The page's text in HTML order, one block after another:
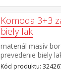
Komoda 3+3
biely lak
materiál masív
prevedenie biely
pojazdmi
Kód produktu: